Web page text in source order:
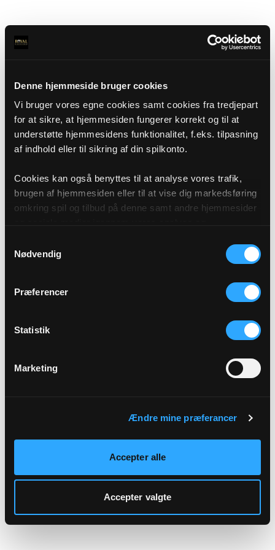
Denne hjemmeside bruger cookies
Vi bruger vores egne cookies samt cookies fra tredjepart
for at sikre, at hjemmesiden fungerer korrekt og til at
understøtte hjemmesidens funktionalitet, f.eks. tilpasning
af indhold eller til sikring af din spilkonto.
Cookies kan også benyttes til at analyse vores trafik,
brugen af hjemmesiden eller til at vise dig markedsføring
omkring spil og tilbud på denne samt andre hjemmesider
af cookies under "Detaljer" eller ved at klikke videre til
vores Cookiepolitik, som du finder i bunden af vores
Nødvendig
Præferencer
Statistik
Marketing
Ændre mine præferancer
Accepter alle
Accepter valgte